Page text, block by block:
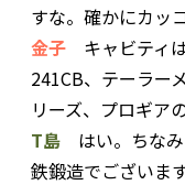
すな。確かにカッ
金子 キャビティ
241CB、テーラー
リーズ、プロギア
T島 はい。ちな
鉄鍛造でございま